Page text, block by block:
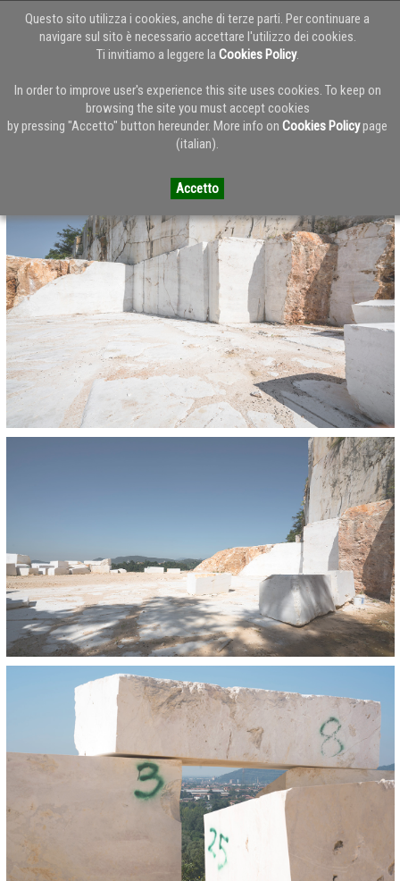
Questo sito utilizza i cookies, anche di terze parti. Per continuare a
navigare sul sito è necessario accettare l'utilizzo dei cookies.
Ti invitiamo a leggere la Cookies Policy.
In order to improve user's experience this site uses cookies. To keep on
browsing the site you must accept cookies
by pressing "Accetto" button hereunder. More info onCookies Policypage
(italian).
Accetto
Torna alla Home del Blog
MARMO ZANDOBBIO